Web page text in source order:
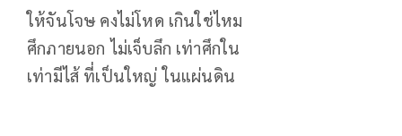
ให้จันโจษ คงไม่โหด เกินใช่ไหม
ศึกภายนอก ไม่เจ็บลึก เท่าศึกใน
เท่ามีไส้ ที่เป็นใหญ่ ในแผ่นดิน